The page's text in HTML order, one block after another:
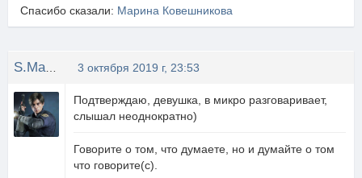
Спасибо сказали: Марина Ковешникова
3 октября 2019 г, 23:53
Подтверждаю, девушка, в микро разговаривает,
слышал неоднократно)
Говорите о том, что думаете, но и думайте о том
что говорите(с).